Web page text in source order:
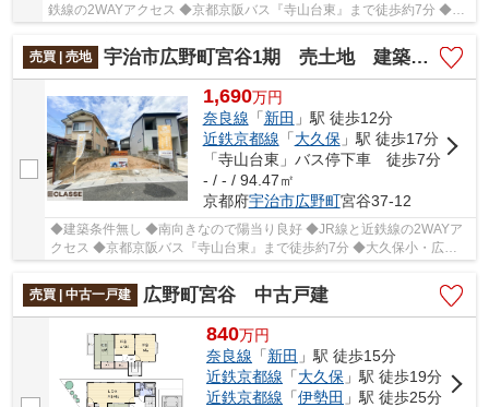
鉄線の2WAYアクセス ◆京都京阪バス『寺山台東』まで徒歩約7分 ◆大
久保小・広野中エリア
売買 | 売地
宇治市広野町宮谷1期 売土地 建築条件無し
1,690万円
奈良線 「新田 」駅 徒歩12分
近鉄京都線 「大久保」駅 徒歩17分
「寺山台東」バス停下車 徒歩7分
- / - / 94.47㎡
京都府宇治市広野町宮谷37-12
◆建築条件無し ◆南向きなので陽当り良好 ◆JR線と近鉄線の2WAYア
クセス ◆京都京阪バス『寺山台東』まで徒歩約7分 ◆大久保小・広野
中エリア
売買 | 中古一戸建
広野町宮谷 中古戸建
840万円
奈良線 「新田 」駅 徒歩15分
近鉄京都線 「大久保 」駅 徒歩19分
近鉄京都線 「伊勢田 」駅 徒歩25分